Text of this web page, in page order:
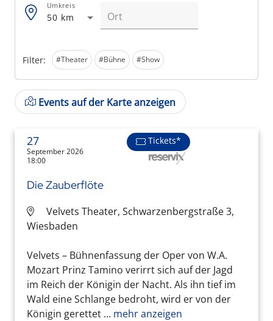
Filter: #Theater #Bühne #Show
50 km
Umkreis
Events auf der Karte anzeigen
27
September 2026
18:00
Tickets*
Die Zauberflöte
Velvets Theater, Schwarzenbergstraße 3,
Wiesbaden
Velvets – Bühnenfassung der Oper von W.A.
Mozart Prinz Tamino verirrt sich auf der Jagd
im Reich der Königin der Nacht. Als ihn tief im
Wald eine Schlange bedroht, wird er von der
Königin gerettet ... mehr anzeigen